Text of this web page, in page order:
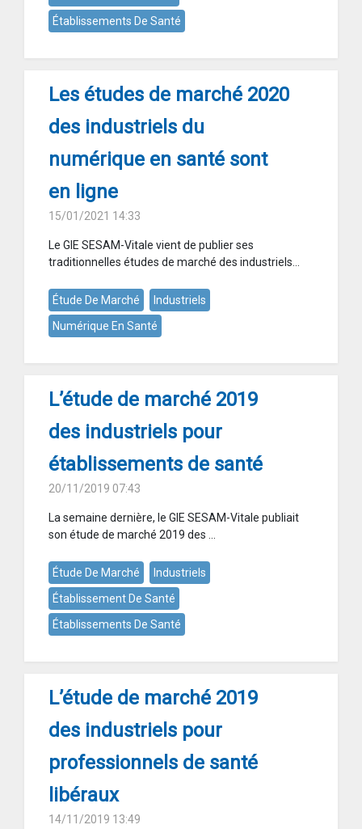
Établissements De Santé
Les études de marché 2020
des industriels du
numérique en santé sont
en ligne
15/01/2021 14:33
Le GIE SESAM-Vitale vient de publier ses
traditionnelles études de marché des industriels...
Étude De Marché
Industriels
Numérique En Santé
L’étude de marché 2019
des industriels pour
établissements de santé
20/11/2019 07:43
La semaine dernière, le GIE SESAM-Vitale publiait
son étude de marché 2019 des ...
Étude De Marché
Industriels
Établissement De Santé
Établissements De Santé
L’étude de marché 2019
des industriels pour
professionnels de santé
libéraux
14/11/2019 13:49